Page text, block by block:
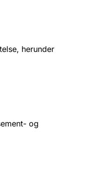
herunder
og